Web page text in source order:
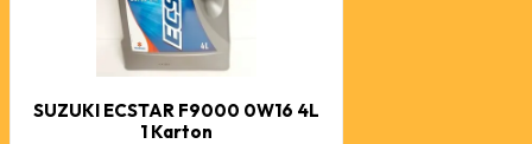
SUZUKI ECSTAR F9000 0W16 4L
1 Karton